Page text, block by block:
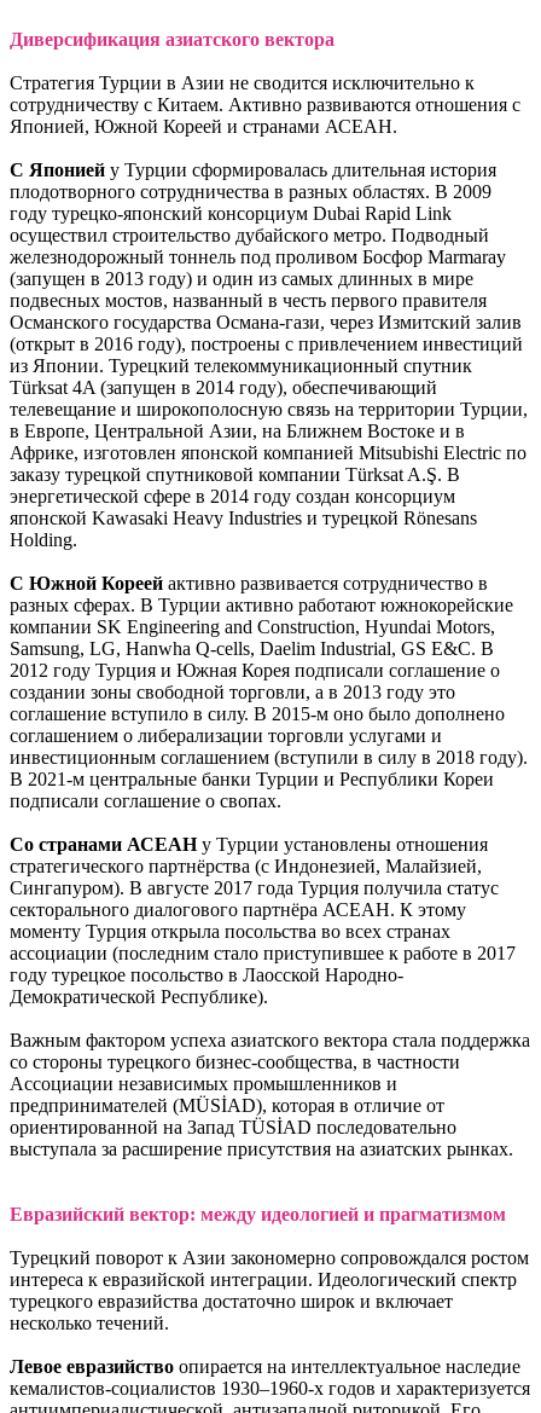
Диверсификация азиатского вектора
Стратегия Турции в Азии не сводится исключительно к
сотрудничеству с Китаем. Активно развиваются отношения с
Японией, Южной Кореей и странами АСЕАН.
С Японией у Турции сформировалась длительная история
плодотворного сотрудничества в разных областях. В 2009
году турецко-японский консорциум Dubai Rapid Link
осуществил строительство дубайского метро. Подводный
железнодорожный тоннель под проливом Босфор Marmaray
(запущен в 2013 году) и один из самых длинных в мире
подвесных мостов, названный в честь первого правителя
Османского государства Османа-гази, через Измитский залив
(открыт в 2016 году), построены с привлечением инвестиций
из Японии. Турецкий телекоммуникационный спутник
Türksat 4A (запущен в 2014 году), обеспечивающий
телевещание и широкополосную связь на территории Турции,
в Европе, Центральной Азии, на Ближнем Востоке и в
Африке, изготовлен японской компанией Mitsubishi Electric по
заказу турецкой спутниковой компании Türksat A.Ş. В
энергетической сфере в 2014 году создан консорциум
японской Kawasaki Heavy Industries и турецкой Rönesans
Holding.
С Южной Кореей активно развивается сотрудничество в
разных сферах. В Турции активно работают южнокорейские
компании SK Engineering and Construction, Hyundai Motors,
Samsung, LG, Hanwha Q-cells, Daelim Industrial, GS E&C. В
2012 году Турция и Южная Корея подписали соглашение о
создании зоны свободной торговли, а в 2013 году это
соглашение вступило в силу. В 2015-м оно было дополнено
соглашением о либерализации торговли услугами и
инвестиционным соглашением (вступили в силу в 2018 году).
В 2021-м центральные банки Турции и Республики Кореи
подписали соглашение о свопах.
Со странами АСЕАНу Турции установлены отношения
стратегического партнёрства (с Индонезией, Малайзией,
Сингапуром). В августе 2017 года Турция получила статус
секторального диалогового партнёра АСЕАН. К этому
моменту Турция открыла посольства во всех странах
ассоциации (последним стало приступившее к работе в 2017
году турецкое посольство в Лаосской Народно-
Демократической Республике).
Важным фактором успеха азиатского вектора стала поддержка
со стороны турецкого бизнес-сообщества, в частности
Ассоциации независимых промышленников и
предпринимателей (MÜSİAD), которая в отличие от
ориентированной на Запад TÜSİAD последовательно
выступала за расширение присутствия на азиатских рынках.
Евразийский вектор: между идеологией и прагматизмом
Турецкий поворот к Азии закономерно сопровождался ростом
интереса к евразийской интеграции. Идеологический спектр
турецкого евразийства достаточно широк и включает
несколько течений.
Левое евразийство опирается на интеллектуальное наследие
кемалистов-социалистов 1930–1960-х годов и характеризуется